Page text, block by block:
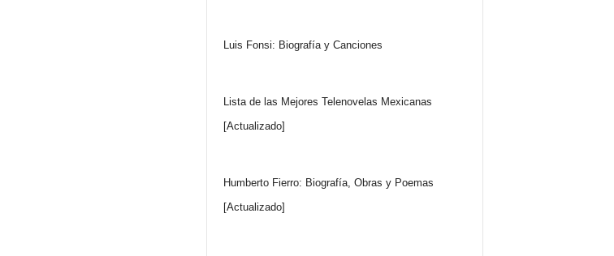
Luis Fonsi: Biografía y Canciones
Lista de las Mejores Telenovelas Mexicanas
[Actualizado]
Humberto Fierro: Biografía, Obras y Poemas
[Actualizado]